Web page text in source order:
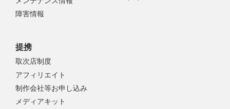
障害情報
提携
取次店制度
アフィリエイト
制作会社等お申し込み
メディアキット